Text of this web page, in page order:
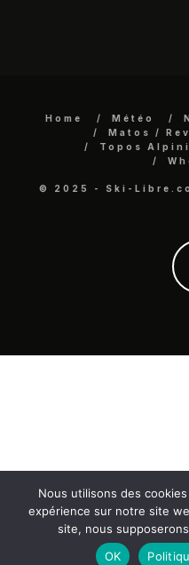
Home Météo
Matos /
Topos
© 2025 - Ski-
Nous utilisons des
expérience sur notre site
site, nous
OK